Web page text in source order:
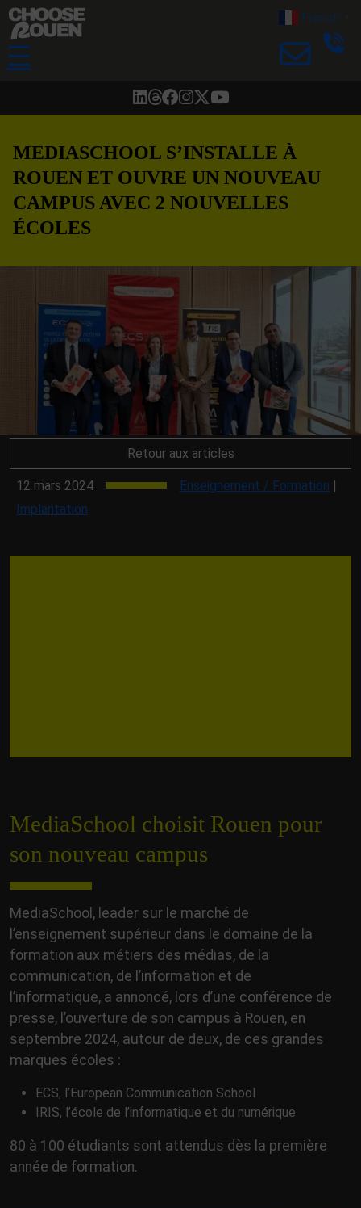
☰
French
MEDIASCHOOL S’INSTALLE À
ROUEN ET OUVRE UN NOUVEAU
CAMPUS AVEC 2 NOUVELLES
ÉCOLES
Retour aux articles
12 mars 2024 Enseignement / Formation |
Implantation
MediaSchool choisit Rouen pour
son nouveau campus
MediaSchool, leader sur le marché de
l’enseignement supérieur dans le domaine de la
formation aux métiers des médias, de la
communication, de l’information et de
l’informatique, a annoncé, lors d’une conférence de
presse, l’ouverture de son campus à Rouen, en
septembre 2024, autour de deux, de ces grandes
marques écoles :
ECS, l’European Communication School
IRIS, l’école de l’informatique et du numérique
80 à 100 étudiants sont attendus dès la première
année de formation.